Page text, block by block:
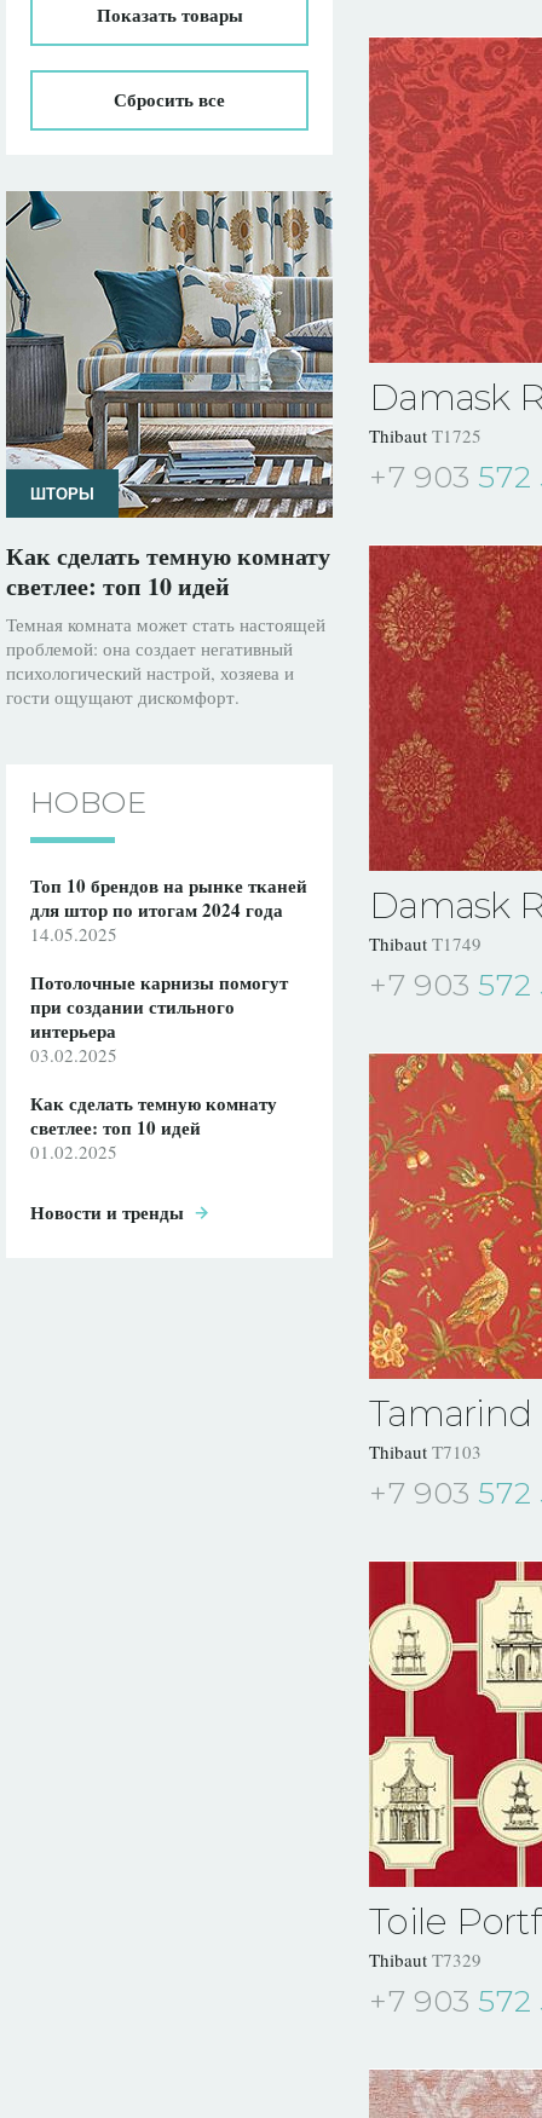
Показатьтовары
Сбросить все
ШТОРЫ
Как сделать темную комнату
светлее: топ 10 идей
Темная комната может стать настоящей
проблемой: она создает негативный
психологический настрой, хозяева и
гости ощущают дискомфорт.
НОВОЕ
Топ 10 брендов на рынке тканей
для штор по итогам 2024 года
14.05.2025
Потолочные карнизы помогут
при создании стильного
интерьера
03.02.2025
Как сделать темную комнату
светлее: топ 10 идей
01.02.2025
Новости и тренды
Damask
Thibaut T1725
+7 903 572
Damask
Thibaut T1749
+7 903 572
Tamarind
Thibaut T7103
+7 903 572
Toile
Thibaut T7329
+7 903 572